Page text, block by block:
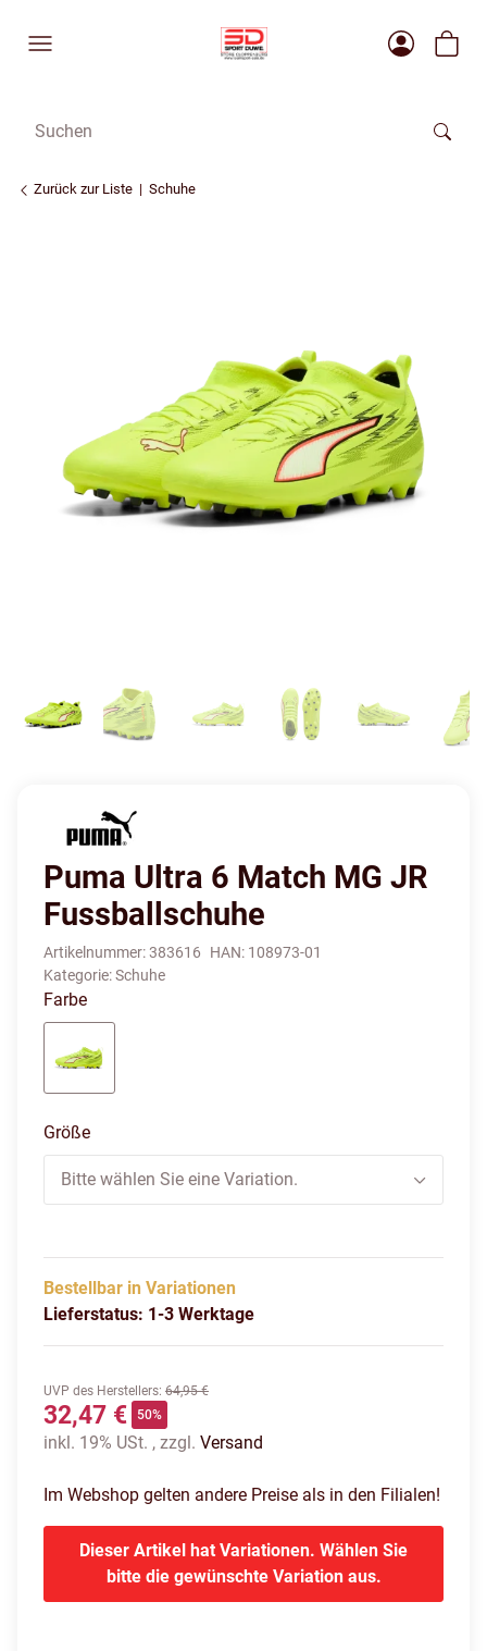
Zurück zur Liste Schuhe
Puma Ultra 6 Match MG JR
Fussballschuhe
Artikelnummer:383616 HAN: 108973-01
Kategorie:Schuhe
Farbe
Größe
Bitte wählen Sie eine Variation.
Bestellbar in Variationen
Lieferstatus: 1-3 Werktage
UVP des Herstellers: 64,95 €
32,47 € 50%
inkl. 19% USt. , zzgl. Versand
Im Webshop gelten andere Preise als in den Filialen!
Dieser Artikel hat Variationen. Wählen Sie
bitte die gewünschte Variation aus.